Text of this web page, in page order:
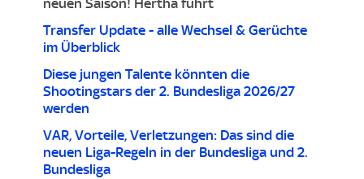
neuen Saison! Hertha führt
Transfer Update - alle Wechsel & Gerüchte
im Überblick
Diese jungen Talente könnten die
Shootingstars der 2. Bundesliga 2026/27
werden
VAR, Vorteile, Verletzungen: Das sind die
neuen Liga-Regeln in der Bundesliga und 2.
Bundesliga